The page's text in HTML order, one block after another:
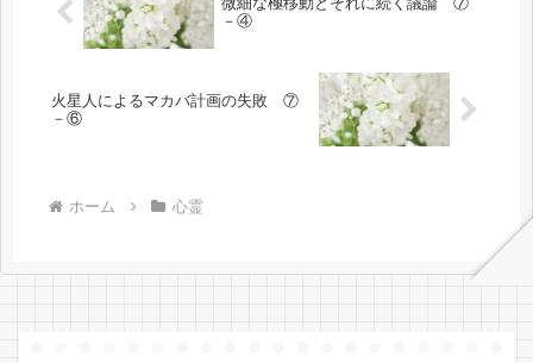
－④
火星人によるマカバ計画の失敗 ⑦
－⑥
ホーム 心霊